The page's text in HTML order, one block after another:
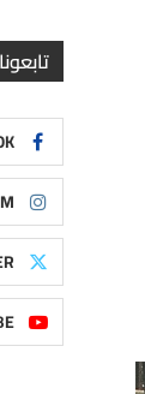
تابعونا